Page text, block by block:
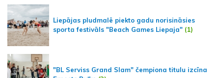
Liepājas pludmalē piekto gadu norisināsies
sporta festivāls "Beach Games Liepaja" (1)
"BL Serviss Grand Slam" čempiona titulu izcīna